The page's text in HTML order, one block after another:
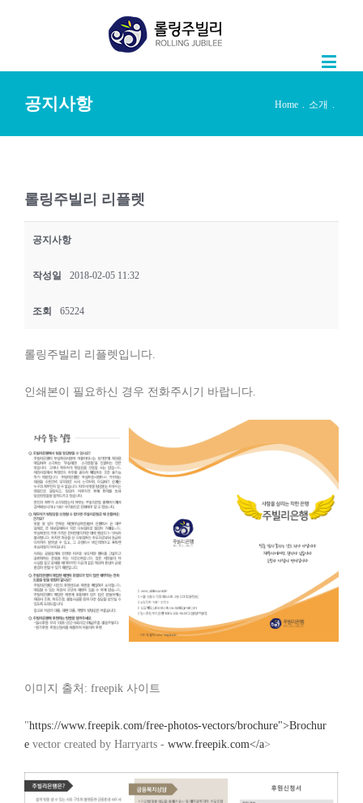
공지사항 Home 소개
롤링주빌리 리플렛
공지사항
작성일 2018-02-05 11:32
조회 65224
롤링주빌리 리플렛입니다.
인쇄본이 필요하신 경우 전화주시기 바랍니다.
이미지 출처: freepik 사이트
"https://www.freepik.com/free-photos-vectors/brochure">Brochur
e vector created by Harryarts - www.freepik.com</a>